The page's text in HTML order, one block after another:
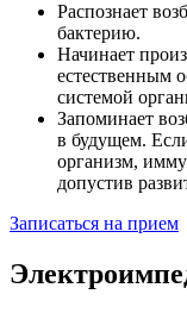
Распознает
бактерию.
Начинает
естественным
системой
Запоминает
в будущем.
организм,
допустив
Записаться на прием